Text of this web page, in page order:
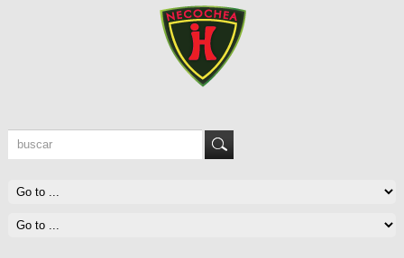
50 Años formando personas íntegras
Colocación de la Piedra Fundamental